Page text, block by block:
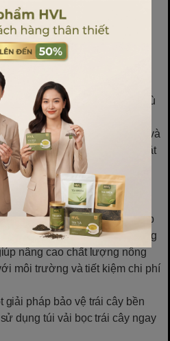
cần thiết.
Nếu bọc khi trái cây đã lớn
hiệu quả bảo vệ sẽ giảm
Để tránh ảnh hưởng đến sự
hãy chọn kích thước túi phù
mái bên trong.
Sau mỗi vụ mùa, cần vệ sinh và
tiếp xúc với ánh nắng mặt
của sản phẩm.
pháp hữu cơ hiệu quả giúp
sâu bệnh và các tác động
nâng cao chất lượng nông
môi trường và tiết kiệm chi phí
giải pháp bảo vệ trái cây bền
dụng túi vải bọc trái cây ngay